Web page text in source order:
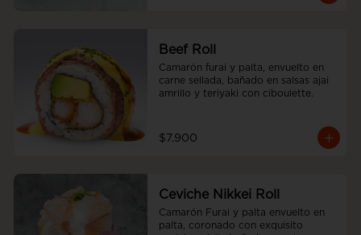
Beef Roll
Camarón furai y palta, envuelto en
carne sellada, bañado en salsas ajai
amrillo y teriyaki con ciboulette.
$7.900
Ceviche Nikkei Roll
Camarón Furai y palta envuelto en
palta, coronado con exquisito